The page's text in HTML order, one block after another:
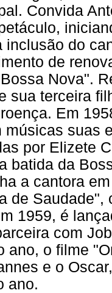
Convida
inclusão do
de
Nova".
sua terceira
Em
músicas suas
por Elizete
batida da
a cantora
de
1959, é
com
ano, o filme
e o
ano.